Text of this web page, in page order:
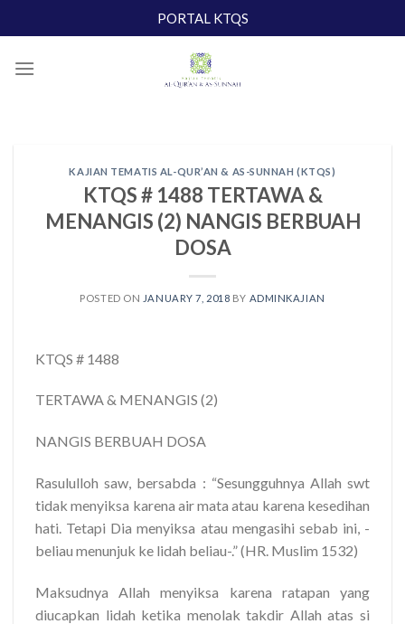
to
PORTAL KTQS
KAJIAN TEMATIS AL-QUR’AN & AS-SUNNAH (KTQS)
KTQS # 1488 TERTAWA &
MENANGIS (2) NANGIS BERBUAH
DOSA
POSTED ON JANUARY 7, 2018 BY ADMINKAJIAN
KTQS # 1488
TERTAWA & MENANGIS (2)
NANGIS BERBUAH DOSA
Rasululloh saw, bersabda : “Sesungguhnya Allah swt
tidak menyiksa karena air mata atau karena kesedih­an
hati. Tetapi Dia menyiksa atau mengasihi sebab ini, -
beliau menunjuk ke lidah beliau-.” (HR. Muslim 1532)
Maksudnya Allah menyiksa karena ratapan yang
diucapkan lidah ketika menolak takdir Allah atas si